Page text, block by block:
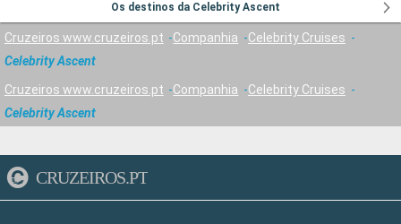
Os destinos da Celebrity Ascent
Cruzeiros www.cruzeiros.pt Companhia
Celebrity Cruises
Celebrity Ascent
Cruzeiros www.cruzeiros.pt Companhia
Celebrity Cruises
Celebrity Ascent
CRUZEIROS.PT